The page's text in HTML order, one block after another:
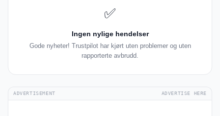
✅
Ingen nylige hendelser
Gode nyheter! Trustpilot har kjørt uten problemer og uten
rapporterte avbrudd.
ADVERTISEMENT ADVERTISE HERE